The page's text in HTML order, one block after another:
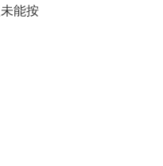
能按